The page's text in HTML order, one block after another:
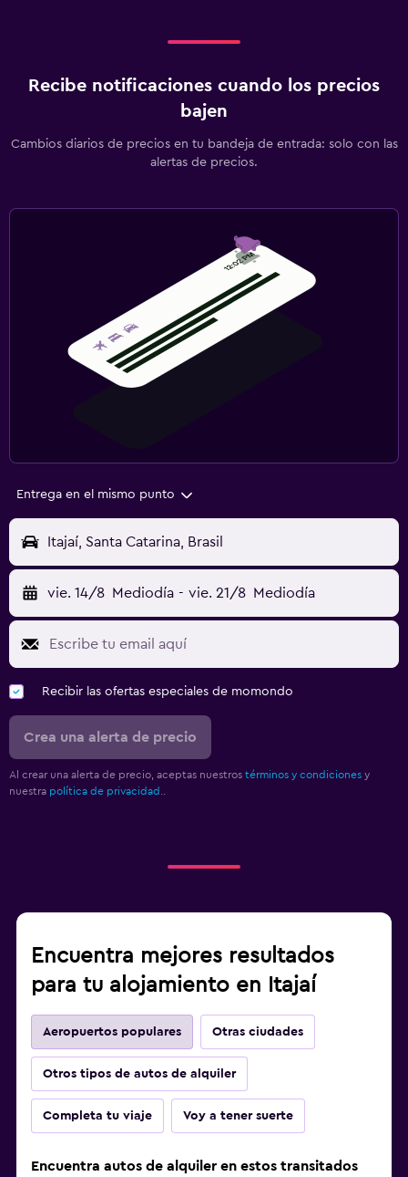
Recibe notificaciones cuando los precios
bajen
Cambios diarios de precios en tu bandeja de entrada: solo con las
alertas de precios.
Entrega en el mismo punto
Itajaí, Santa Catarina, Brasil
vie. 14/8 Mediodía - vie. 21/8 Mediodía
Recibir las ofertas especiales de momondo
Crea una alerta de precio
Al crear una alerta de precio, aceptas nuestros términos y condiciones y
nuestra política de privacidad..
Encuentra mejores resultados
para tu alojamiento en Itajaí
Aeropuertos populares Otras ciudades
Otros tipos de autos de alquiler
Completa tu viaje Voy a tener suerte
Encuentra autos de alquiler en estos transitados